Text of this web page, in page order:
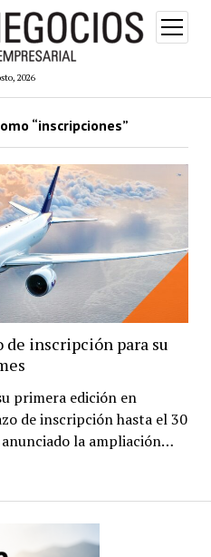
2026
abrir
menú
“inscripciones”
inscripción para su
primera edición en
de inscripción hasta el 30
anunciado la ampliación…